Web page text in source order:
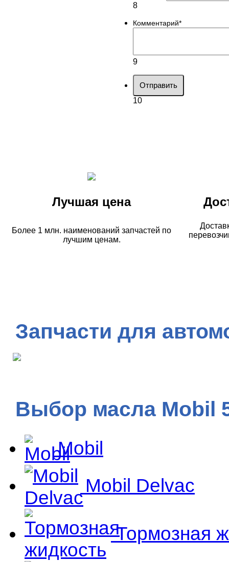
8
Комментарий*
9
Отправить
10
Лучшая цена
Более 1 млн. наименований запчастей по
лучшим ценам.
Запчасти для
Выбор масла Mobil
Mobil
Mobil Delvac
Тормозная